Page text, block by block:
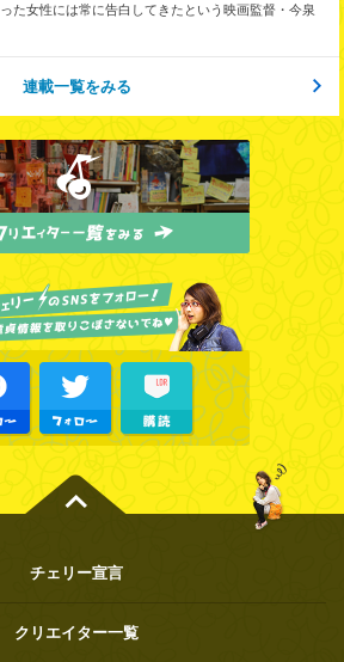
た女性には常に告白してきたという映画監督・今泉
連載一覧をみる
チェリー宣言
クリエイター一覧